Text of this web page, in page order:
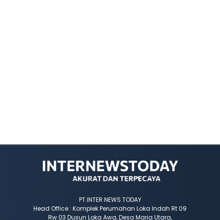
PT.INTER NEWS TODAY
Head Office : Komplek Perumahan Loka Indah Rt 09
Rw 03 Dusun Loka Awa, Desa Maria Utara,